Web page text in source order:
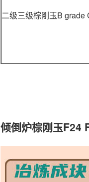
二级三级棕刚玉B grade
倾倒炉棕刚玉F24